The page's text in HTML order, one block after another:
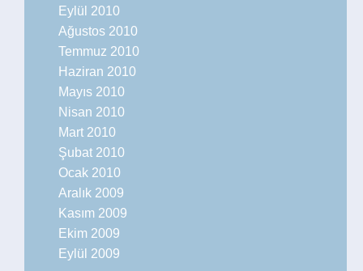
Eylül 2010
Ağustos 2010
Temmuz 2010
Haziran 2010
Mayıs 2010
Nisan 2010
Mart 2010
Şubat 2010
Ocak 2010
Aralık 2009
Kasım 2009
Ekim 2009
Eylül 2009